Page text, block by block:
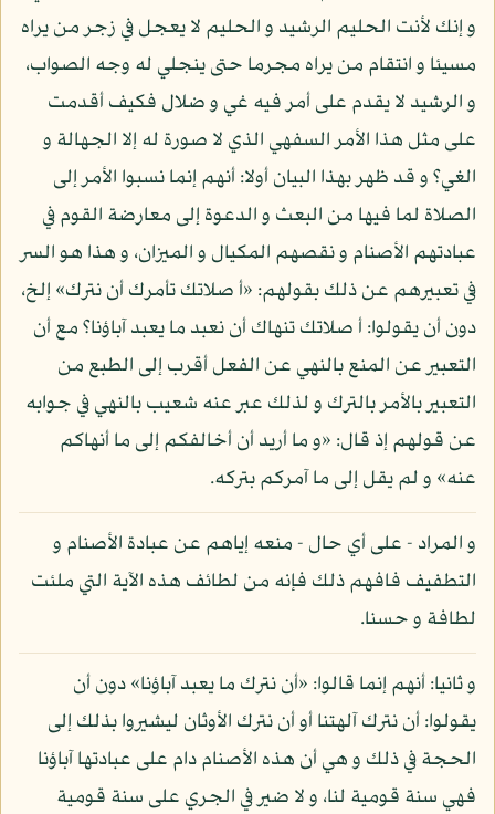
و إنك لأنت الحليم الرشيد و الحليم لا يعجل في زجر من يراه
مسيئا و انتقام من يراه مجرما حتى ينجلي له وجه الصواب،
و الرشيد لا يقدم على أمر فيه غي و ضلال فكيف أقدمت
على مثل هذا الأمر السفهي الذي لا صورة له إلا الجهالة و
الغي؟ و قد ظهر بهذا البيان أولا: أنهم إنما نسبوا الأمر إلى
الصلاة لما فيها من البعث و الدعوة إلى معارضة القوم في
عبادتهم الأصنام و نقصهم المكيال و الميزان، و هذا هو السر
في تعبيرهم عن ذلك بقولهم: «أ صلاتك تأمرك أن نترك» إلخ،
دون أن يقولوا: أ صلاتك تنهاك أن نعبد ما يعبد آباؤنا؟ مع أن
التعبير عن المنع بالنهي عن الفعل أقرب إلى الطبع من
التعبير بالأمر بالترك و لذلك عبر عنه شعيب بالنهي في جوابه
عن قولهم إذ قال: «و ما أريد أن أخالفكم إلى ما أنهاكم
عنه» و لم يقل إلى ما آمركم بتركه.
و المراد - على أي حال - منعه إياهم عن عبادة الأصنام و
التطفيف فافهم ذلك فإنه من لطائف هذه الآية التي ملئت
لطافة و حسنا.
و ثانيا: أنهم إنما قالوا: «أن نترك ما يعبد آباؤنا» دون أن
يقولوا: أن نترك آلهتنا أو أن نترك الأوثان ليشيروا بذلك إلى
الحجة في ذلك و هي أن هذه الأصنام دام على عبادتها آباؤنا
فهي سنة قومية لنا، و لا ضير في الجري على سنة قومية